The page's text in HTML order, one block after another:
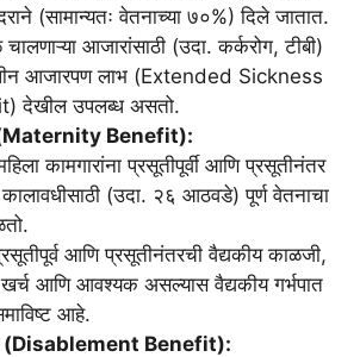
(सामान्यतः वेतनाच्या ७०%) दिले जातात.
चालणाऱ्या आजारांसाठी (उदा. कर्करोग, टीबी)
आजारपण लाभ (Extended Sickness
देखील उपलब्ध असतो.
(Maternity Benefit):
कामगारांना प्रसूतीपूर्वी आणि प्रसूतीनंतर
(उदा. २६ आठवडे) पूर्ण वेतनाचा
आणि प्रसूतीनंतरची वैद्यकीय काळजी,
खर्च आणि आवश्यक असल्यास वैद्यकीय गर्भपात
आहे.
(Disablement Benefit):